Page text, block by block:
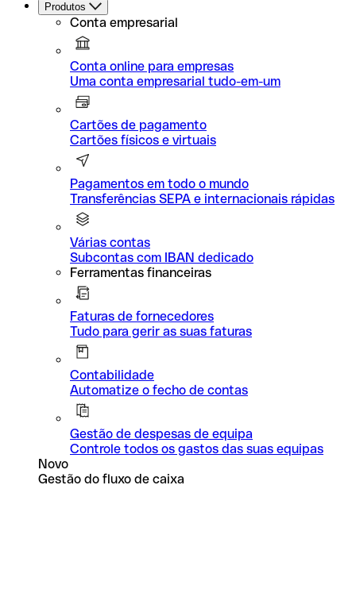
Produtos
Conta empresarial
Conta online para empresas
Uma conta empresarial tudo-em-um
Cartões de pagamento
Cartões físicos e virtuais
Pagamentos em todo o mundo
Transferências SEPA e internacionais rápidas
Várias contas
Subcontas com IBAN dedicado
Ferramentas financeiras
Faturas de fornecedores
Tudo para gerir as suas faturas
Contabilidade
Automatize o fecho de contas
Gestão de despesas de equipa
Controle todos os gastos das suas equipas
Novo
Gestão do fluxo de caixa